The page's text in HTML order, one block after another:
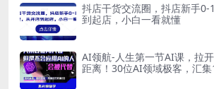
抖店干货交流圈，抖店新手0-
到起店，小白一看就懂
AI领航-人生第一节AI课，拉
距离！30位AI领域极客，汇